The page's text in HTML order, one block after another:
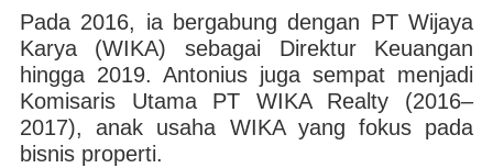
Pada 2016, ia bergabung dengan PT Wijaya
Karya (WIKA) sebagai Direktur Keuangan
hingga 2019. Antonius juga sempat menjadi
Komisaris Utama PT WIKA Realty (2016–
2017), anak usaha WIKA yang fokus pada
bisnis properti.